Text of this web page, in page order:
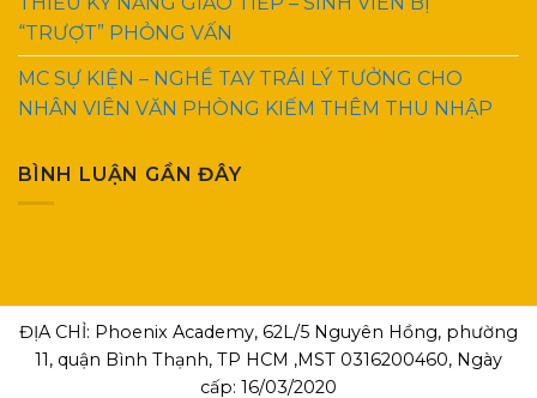
“TRƯỢT” PHỎNG VẤN
MC SỰ KIỆN – NGHỀ TAY TRÁI LÝ TƯỞNG CHO
NHÂN VIÊN VĂN PHÒNG KIẾM THÊM THU NHẬP
BÌNH LUẬN GẦN ĐÂY
ĐỊA CHỈ: Phoenix Academy, 62L/5 Nguyên Hồng, phường
11, quận Bình Thạnh, TP HCM ,MST 0316200460, Ngày
cấp: 16/03/2020